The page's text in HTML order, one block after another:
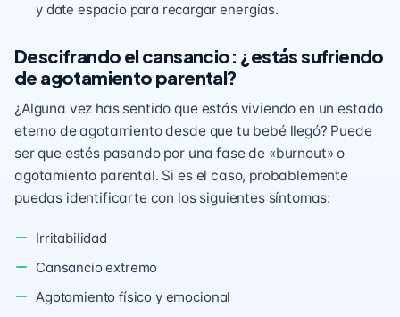
y date espacio para recargar energías.
Descifrando el cansancio: ¿estás sufriendo
de agotamiento parental?
¿Alguna vez has sentido que estás viviendo en un estado
eterno de agotamiento desde que tu bebé llegó? Puede
ser que estés pasando por una fase de «burnout» o
agotamiento parental. Si es el caso, probablemente
puedas identificarte con los siguientes síntomas:
Irritabilidad
Cansancio extremo
Agotamiento físico y emocional